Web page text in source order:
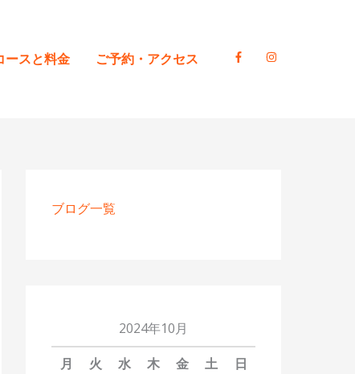
ースと料金 ご予約・アクセス
ブログ一覧
2024年10月
月
火 水 木 金 土
日